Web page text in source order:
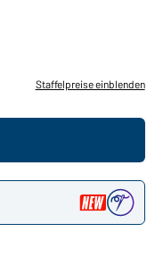
Staffelpreise einblenden